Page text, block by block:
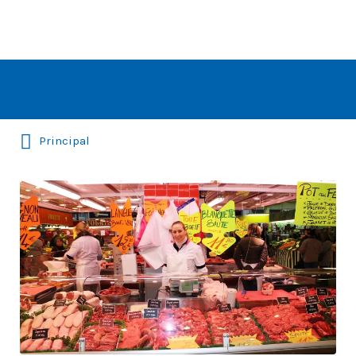
Principal
CAROLE
ALEXANDRE